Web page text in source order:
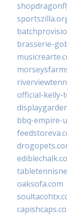
brasserie-
official-kelly-
bbq-empire-
oaksofa.com